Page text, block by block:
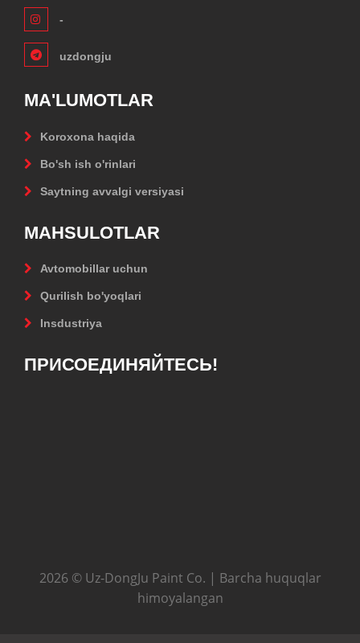
-
uzdongju
MA'LUMOTLAR
Koroxona haqida
Bo'sh ish o'rinlari
Saytning avvalgi versiyasi
MAHSULOTLAR
Avtomobillar uchun
Qurilish bo'yoqlari
Insdustriya
ПРИСОЕДИНЯЙТЕСЬ!
2026 © Uz-DongJu Paint Co. | Barcha huquqlar
himoyalangan